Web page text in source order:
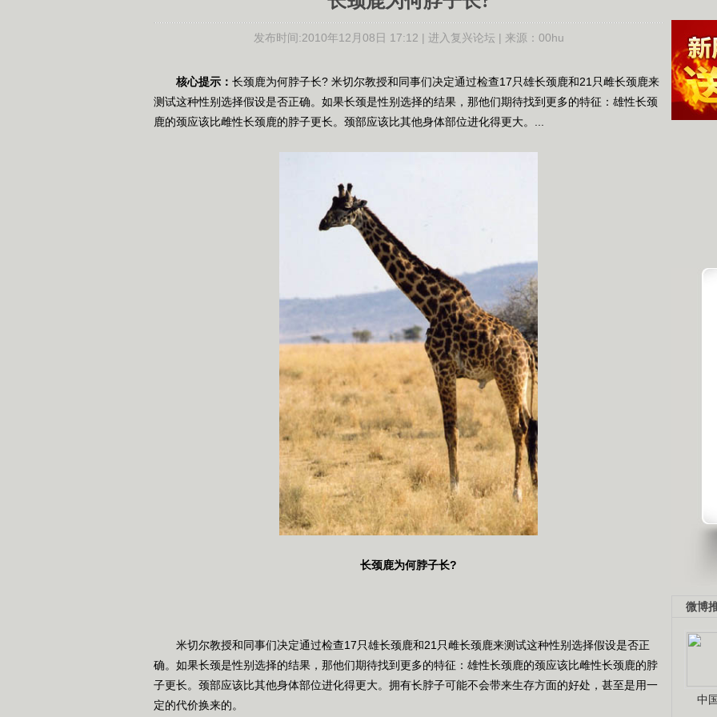
微博
中
发布时间:2010年12月08日 17:12 | 进入复兴论坛| 来源： 00hu
核心提示： 长颈鹿为何脖子长? 米切尔教授和同事们决定通过检查17只雄长颈鹿和21只雌长颈鹿来
测试这种性别选择假设是否正确。如果长颈是性别选择的结果，那他们期待找到更多的特征：雄性长颈
鹿的颈应该比雌性长颈鹿的脖子更长。颈部应该比其他身体部位进化得更大。...
长颈鹿为何脖子长?
米切尔教授和同事们决定通过检查17只雄长颈鹿和21只雌长颈鹿来测试这种性别选择假设是否正
确。如果长颈是性别选择的结果，那他们期待找到更多的特征：雄性长颈鹿的颈应该比雌性长颈鹿的脖
子更长。颈部应该比其他身体部位进化得更大。拥有长脖子可能不会带来生存方面的好处，甚至是用一
定的代价换来的。